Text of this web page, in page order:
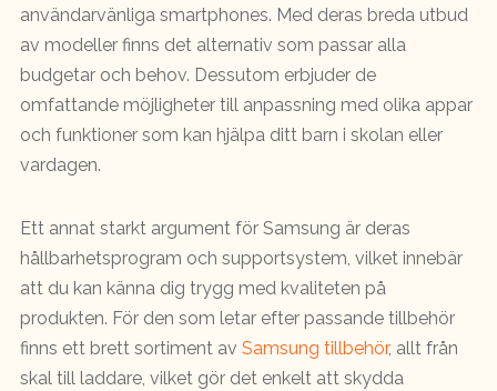
användarvänliga smartphones. Med deras breda utbud
av modeller finns det alternativ som passar alla
budgetar och behov. Dessutom erbjuder de
omfattande möjligheter till anpassning med olika appar
och funktioner som kan hjälpa ditt barn i skolan eller
vardagen.
Ett annat starkt argument för Samsung är deras
hållbarhetsprogram och supportsystem, vilket innebär
att du kan känna dig trygg med kvaliteten på
produkten. För den som letar efter passande tillbehör
finns ett brett sortiment av Samsung tillbehör, allt från
skal till laddare, vilket gör det enkelt att skydda